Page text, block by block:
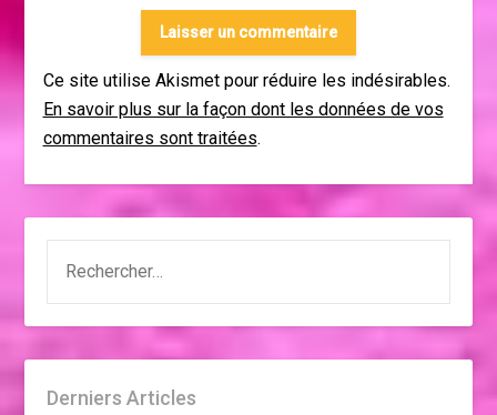
Ce site utilise Akismet pour réduire les indésirables.
En savoir plus sur la façon dont les données de vos
commentaires sont traitées.
Derniers Articles